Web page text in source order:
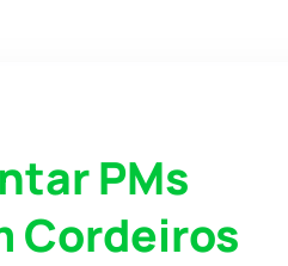
PMs
Cordeiros